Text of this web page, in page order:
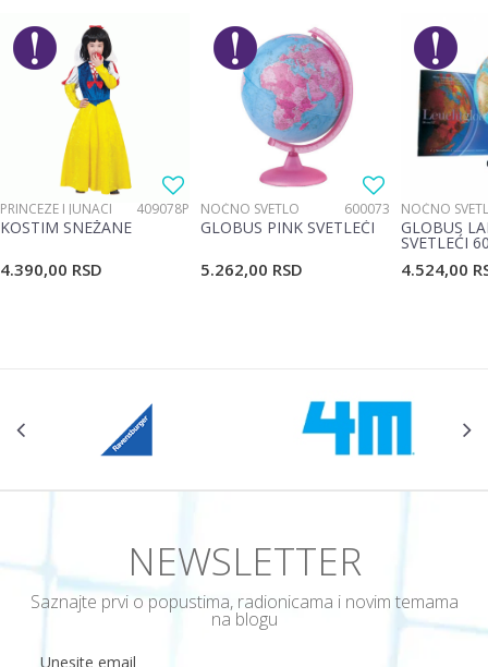
Brend
Spiderman
Email
PRINCEZE I JUNACI 409078P
KOSTIM SNEŽANE
4.390,00 RSD
NOĆNO SVETLO 600073
GLOBUS PINK SVETLEĆI
5.262,00 RSD
NOĆNO
GLOBUS
SVETLEĆI
4.524,00
NEWSLETTER
Saznajte prvi o popustima, radionicama i novim temama
na blogu